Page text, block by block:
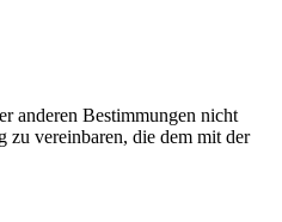
anderen Bestimmungen nicht
zu vereinbaren, die dem mit der